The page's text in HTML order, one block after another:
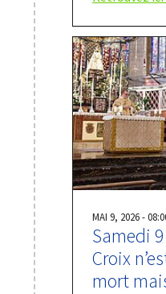
MAI 9, 2026 -
Samedi
Croix
mort